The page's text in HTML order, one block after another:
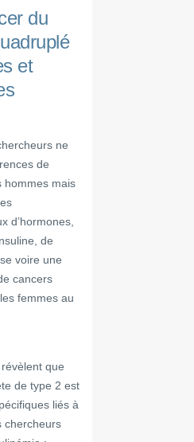
du
et
ne
de
hommes mais
d’hormones,
de
voire une
cancers
femmes au
révèlent que
de type 2 est
liés à
chercheurs